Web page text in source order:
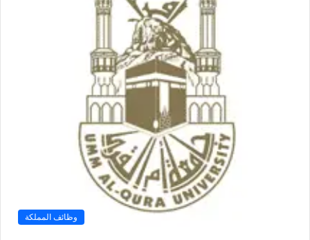
وظائف المملكة